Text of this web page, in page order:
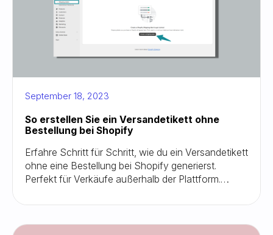
September 18, 2023
So erstellen Sie ein Versandetikett ohne
Bestellung bei Shopify
Erfahre Schritt für Schritt, wie du ein Versandetikett
ohne eine Bestellung bei Shopify generierst.
Perfekt für Verkäufe außerhalb der Plattform.
Etikettenerstellung. Verabschieden Sie sich von